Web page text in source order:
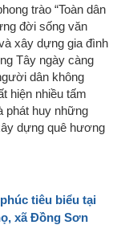
trào “Toàn dân
đời sống văn
xây dựng gia đình
Tây ngày càng
dân không
hiện nhiều tấm
phát huy những
dựng quê hương
tiêu biểu tại
xã Đồng Sơn